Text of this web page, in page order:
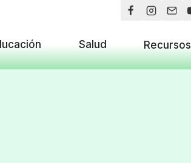
Salud Recursos